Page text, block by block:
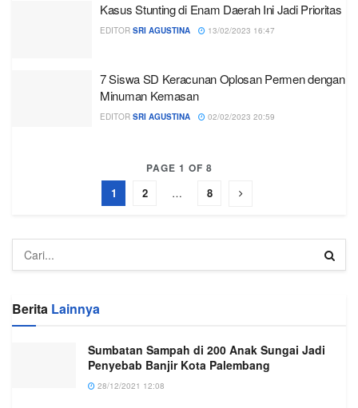
Kasus Stunting di Enam Daerah Ini Jadi Prioritas
EDITOR SRI AGUSTINA 13/02/2023 16:47
7 Siswa SD Keracunan Oplosan Permen dengan
Minuman Kemasan
EDITOR SRI AGUSTINA 02/02/2023 20:59
PAGE 1 OF 8
1 2 … 8
Berita Lainnya
Sumbatan Sampah di 200 Anak Sungai Jadi
Penyebab Banjir Kota Palembang
28/12/2021 12:08